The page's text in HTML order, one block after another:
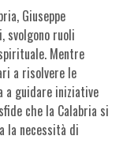
Giuseppe
svolgono ruoli
Mentre
a risolvere le
guidare iniziative
che la Calabria si
la necessità di